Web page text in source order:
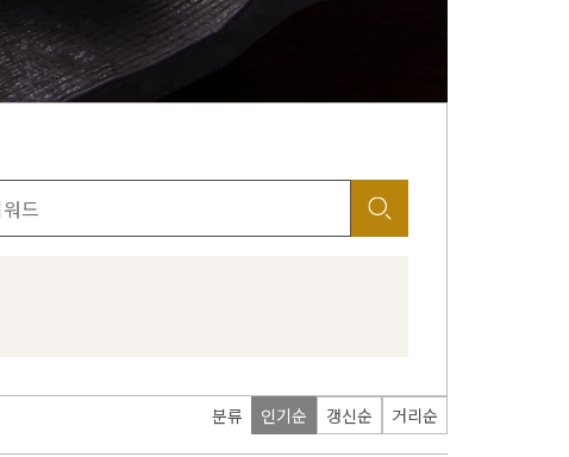
분류 인기순 갱신순 거리순